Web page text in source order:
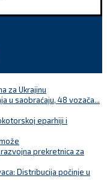
za Ukrajinu
u saobraćaju, 48 vozača...
eparhiji i
prekretnica za
Distribucija počinje u